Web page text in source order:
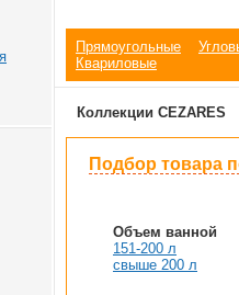
Прямоугольные
Квариловые
Коллекции CEZARES
Подбор товара
Объем ванной
151-200 л
свыше 200 л